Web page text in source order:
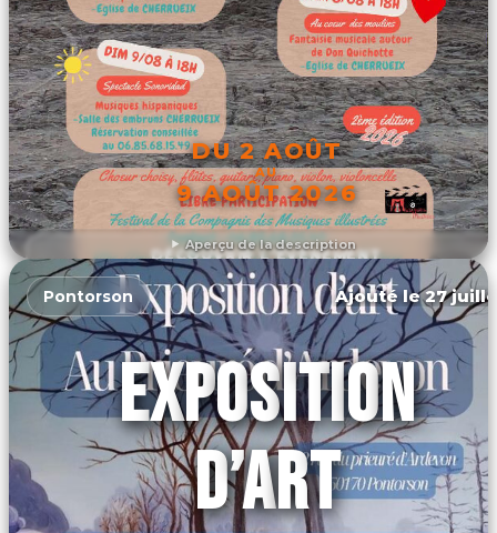
Aperçu de la description
DU 2 AOÛT
AU
9 AOÛT 2026
DÉCOUVRIR L'ÉVÉNEMENT
Pontorson Ajouté le 27
EXPOSITION
D’ART